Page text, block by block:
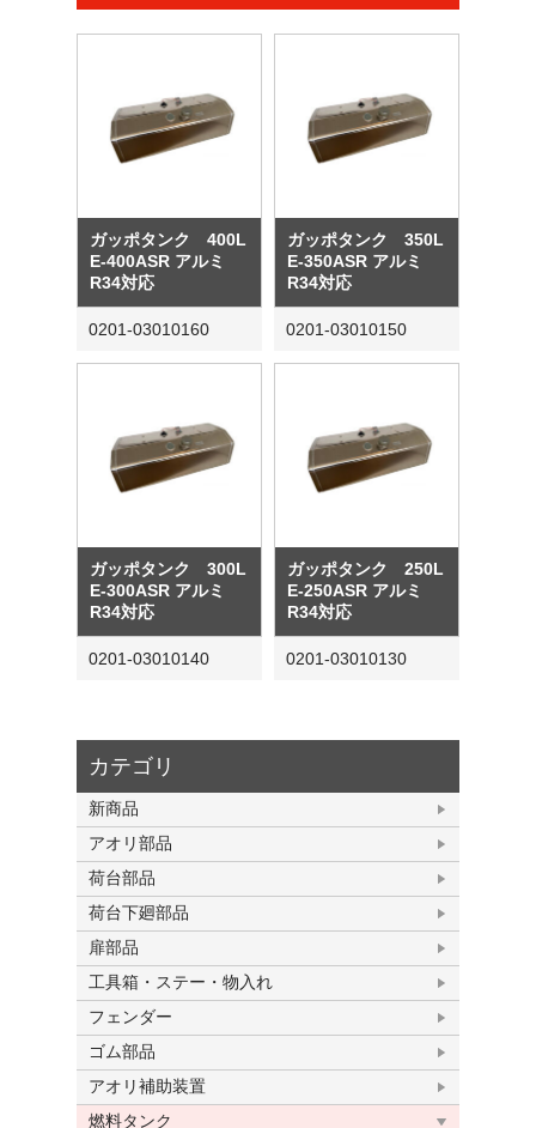
カテゴリ
新商品
アオリ部品
荷台部品
荷台下廻部品
扉部品
工具箱・ステー・物入れ
フェンダー
ゴム部品
アオリ補助装置
燃料タンク
ガッポタンク 400L
E-400ASR アルミ
R34対応
0201-03010160
ガッポタンク 350L
E-350ASR アルミ
R34対応
0201-03010150
ガッポタンク 300L
E-300ASR アルミ
R34対応
0201-03010140
ガッポタンク 250L
E-250ASR アルミ
R34対応
0201-03010130